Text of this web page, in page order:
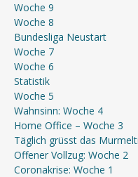
Woche 9
Woche 8
Bundesliga Neustart
Woche 7
Woche 6
Statistik
Woche 5
Wahnsinn: Woche 4
Home Office – Woche 3
Täglich grüsst das
Offener Vollzug: Woche 2
Coronakrise: Woche 1